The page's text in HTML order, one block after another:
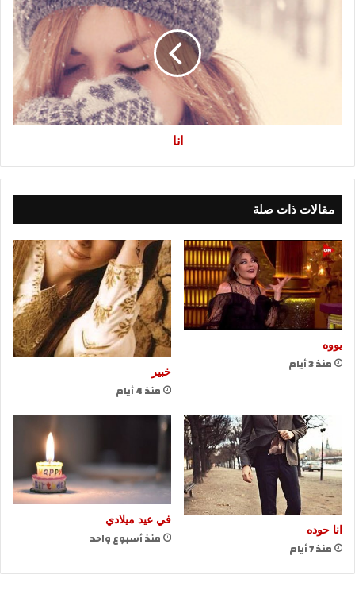
انا
مقالات ذات صلة
يووه
منذ 3 أيام خبير
منذ 4 أيام
انا حوده
منذ 7 أيام
في عيد ميلادي
منذ أسبوع واحد